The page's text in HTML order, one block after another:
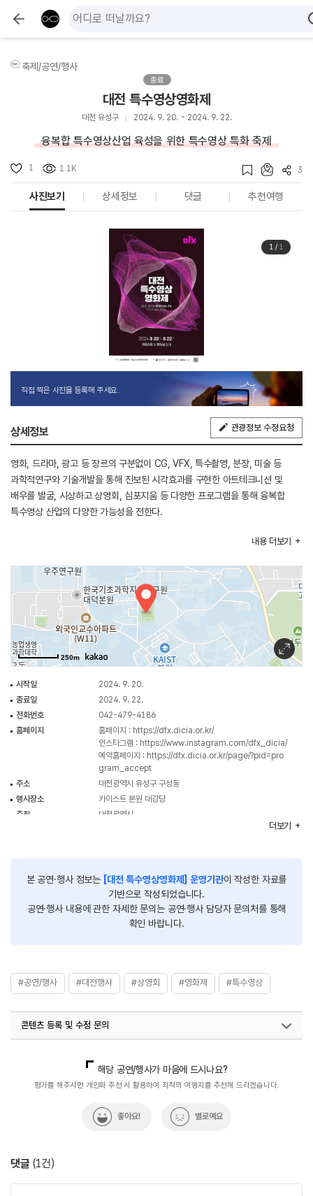
축제/공연/행사
종료
대전 특수영상영화제
대전 유성구 2024. 9. 20. ~ 2024. 9. 22.
융복합 특수영상산업 육성을 위한 특수영상 특화 축제
1 1.1K 3
사진보기 상세정보 댓글 추천여행
1/ 1
직접 찍은 사진을 등록해 주세요.
상세정보 관광정보 수정요청
영화, 드라마, 광고 등 장르의 구분없이 CG, VFX, 특수촬영, 분장, 미술 등
과학적연구와 기술개발을 통해 진보된 시각효과를 구현한 아트테크니션 및
배우를 발굴, 시상하고 상영회, 심포지움 등 다양한 프로그램을 통해 융복합
특수영상 산업의 다양한 가능성을 전한다.
2. 부대프로그램 : 상영회 및 GV토크쇼, 특수영상 기술공동 심포지움,
특수영상전시체험, 영화 OST 커버공연
내용 더보기
250m
시작일
2024. 9. 20.
종료일
2024. 9. 22.
전화번호
042-479-4186
홈페이지
홈페이지 : https://dfx.dicia.or.kr/
인스타그램 : https://www.instagram.com/dfx_dicia/
예약홈페이지 : https://dfx.dicia.or.kr/page/?pid=pro
gram_accept
주소
대전광역시 유성구 구성동
행사장소
카이스트 본원 대강당
주최
대전광역시
더보기
본 공연·행사 정보는 [대전 특수영상영화제] 운영기관이 작성한 자료를
기반으로 작성되었습니다.
공연·행사 내용에 관한 자세한 문의는 공연·행사 담당자 문의처를 통해
확인 바랍니다.
#공연/행사 #대전행사 #상영회 #영화제 #특수영상
콘텐츠 등록 및 수정 문의
해당 공연/행사가 마음에 드시나요?
평가를 해주시면 개인화 추천 시 활용하여 최적의 여행지를 추천해 드리겠습니다.
좋아요! 별로예요
댓글 (1건)